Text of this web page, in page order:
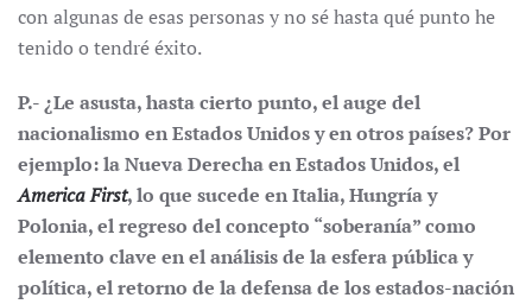
con algunas de esas personas y no sé hasta qué punto he
tenido o tendré éxito.
P.- ¿Le asusta, hasta cierto punto, el auge del
nacionalismo en Estados Unidos y en otros países? Por
ejemplo: la Nueva Derecha en Estados Unidos, el
America First, lo que sucede en Italia, Hungría y
Polonia, el regreso del concepto “soberanía” como
elemento clave en el análisis de la esfera pública y
política, el retorno de la defensa de los estados-nación